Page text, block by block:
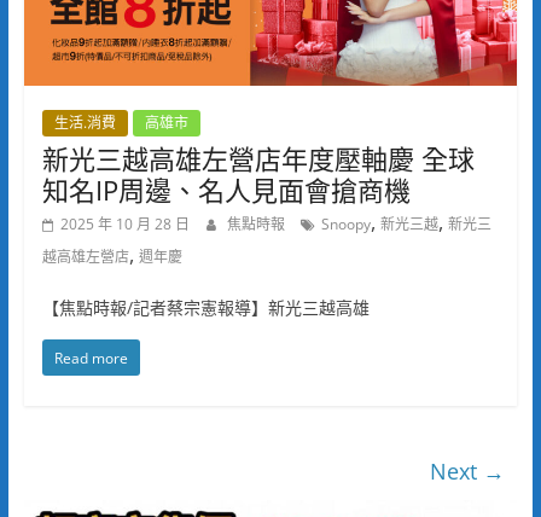
生活.消費 高雄市
新光三越高雄左營店年度壓軸慶 全球
知名IP周邊、名人見面會搶商機
2025 年 10 月 28 日 焦點時報 Snoopy, 新光三越, 新光三
越高雄左營店, 週年慶
【焦點時報/記者蔡宗憲報導】新光三越高雄
Read more
Next →